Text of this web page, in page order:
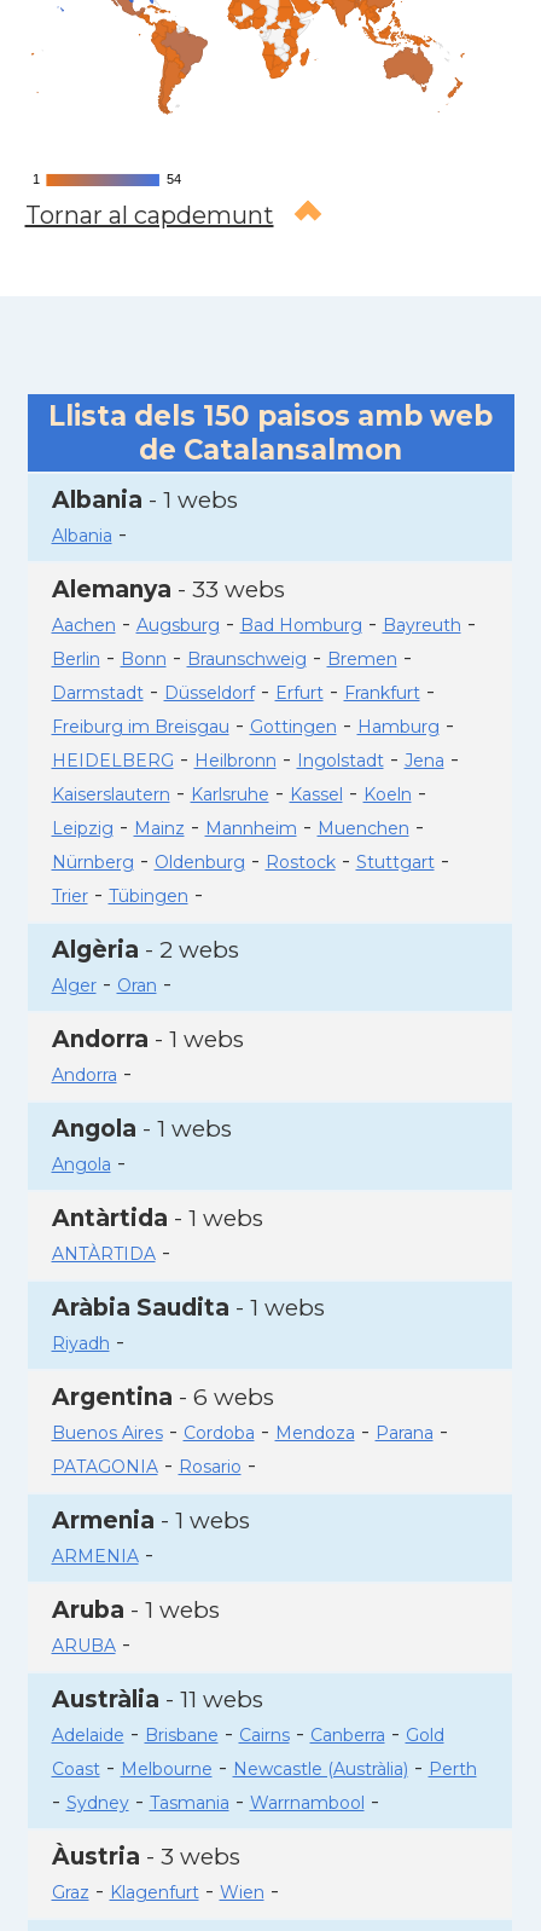
11 54
54
Tornar al capdemunt
Llista dels 150 paisos amb web
de Catalansalmon
Albania - 1 webs
Albania -
Alemanya - 33 webs
Aachen - Augsburg - Bad Homburg - Bayreuth -
Berlin - Bonn - Braunschweig - Bremen -
Darmstadt- Düsseldorf- Erfurt- Frankfurt-
Freiburg im Breisgau - Gottingen - Hamburg -
HEIDELBERG - Heilbronn - Ingolstadt- Jena -
Kaiserslautern - Karlsruhe - Kassel - Koeln -
Leipzig - Mainz - Mannheim - Muenchen -
Nürnberg - Oldenburg - Rostock- Stuttgart-
Trier- Tübingen -
Algèria - 2 webs
Alger- Oran -
Andorra - 1 webs
Andorra -
Angola - 1 webs
Angola -
Antàrtida - 1 webs
ANTÀRTIDA-
Aràbia Saudita - 1 webs
Riyadh -
Argentina - 6 webs
Buenos Aires- Cordoba - Mendoza - Parana -
PATAGONIA- Rosario -
Armenia - 1 webs
ARMENIA-
Aruba - 1 webs
ARUBA-
Austràlia - 11 webs
Adelaide - Brisbane - Cairns- Canberra - Gold
Coast- Melbourne - Newcastle (Austràlia) - Perth
- Sydney- Tasmania - Warrnambool -
Àustria - 3 webs
Graz - Klagenfurt- Wien -